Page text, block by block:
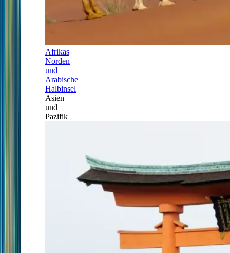
Afrikas
Norden
und
Arabische
Halbinsel
Asien
und
Pazifik